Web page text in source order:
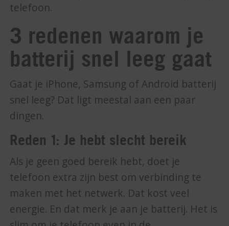
telefoon.
3 redenen waarom je
batterij snel leeg gaat
Gaat je iPhone, Samsung of Android batterij
snel leeg? Dat ligt meestal aan een paar
dingen.
Reden 1: Je hebt slecht bereik
Als je geen goed bereik hebt, doet je
telefoon extra zijn best om verbinding te
maken met het netwerk. Dat kost veel
energie. En dat merk je aan je batterij. Het is